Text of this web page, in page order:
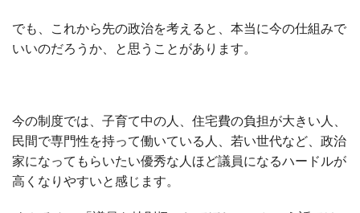
でも、これから先の政治を考えると、本当に今の仕組みで
いいのだろうか、と思うことがあります。
今の制度では、子育て中の人、住宅費の負担が大きい人、
民間で専門性を持って働いている人、若い世代など、政治
家になってもらいたい優秀な人ほど議員になるハードルが
高くなりやすいと感じます。